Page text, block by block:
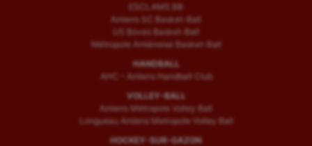
ESCLAMS BB
Amiens SC Basket-Ball
US Boves Basket-Ball
Métropole Amiénoise Basket-Ball
HANDBALL
AHC – Amiens Handball Club
VOLLEY-BALL
Amiens Métropole Volley Ball
Longueau Amiens Metropole Volley Ball
HOCKEY-SUR-GAZON